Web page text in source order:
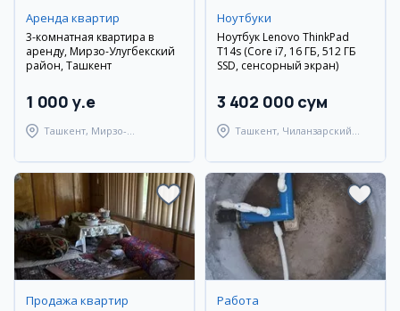
Аренда квартир
3-комнатная квартира в
аренду, Мирзо-Улугбекский
район, Ташкент
1 000 y.e
Ташкент, Мирзо-
Ноутбуки
Ноутбук Lenovo ThinkPad
T14s (Core i7, 16 ГБ, 512 ГБ
SSD, сенсорный экран)
3 402 000 сум
Ташкент, Чиланзарский
Продажа квартир Работа